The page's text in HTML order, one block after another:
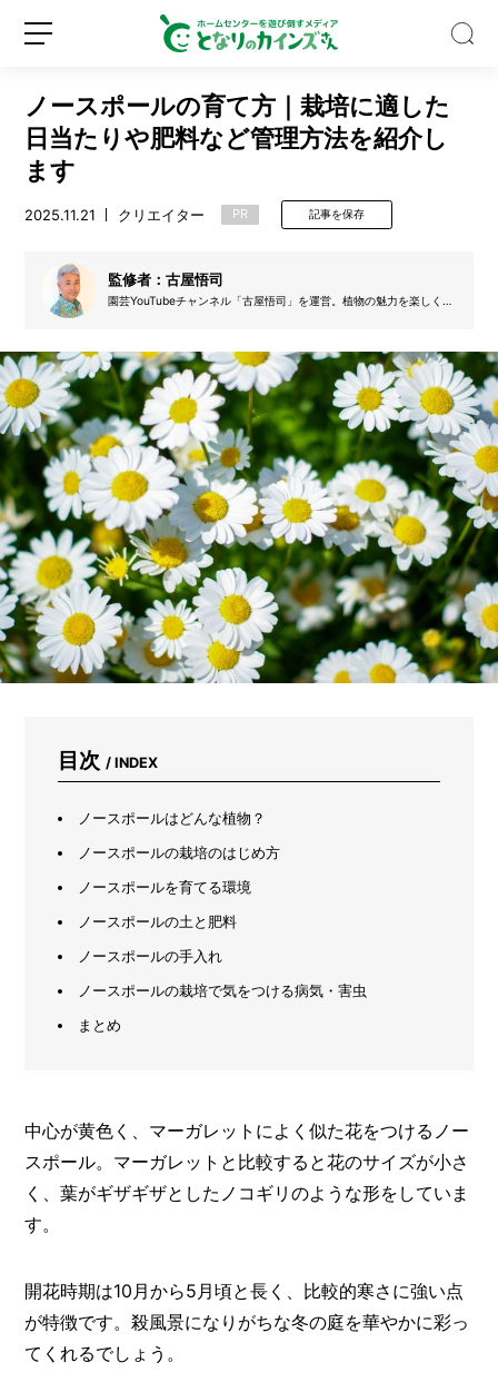
「日
に
涼
し
い？」
猛
日
に
サ
ー
モ
カ
メ
ラ
で
測
イ
ン
B
R
A
N
リ
エ
イ
タ
ー
ノースポールの育て方｜栽培に適した
日当たりや肥料など管理方法を紹介し
ます
2025.11.21 クリエイター PR 記事を保存
監修者：古屋悟司
園芸YouTubeチャンネル「古屋悟司」を運営。植物の魅力を楽しくわ
目次 / INDEX
ノースポールはどんな植物？
ノースポールの栽培のはじめ方
ノースポールを育てる環境
ノースポールの土と肥料
ノースポールの手入れ
ノースポールの栽培で気をつける病気・害虫
まとめ
中心が黄色く、マーガレットによく似た花をつけるノー
スポール。マーガレットと比較すると花のサイズが小さ
く、葉がギザギザとしたノコギリのような形をしていま
す。
開花時期は10月から5月頃と長く、比較的寒さに強い点
が特徴です。殺風景になりがちな冬の庭を華やかに彩っ
てくれるでしょう。